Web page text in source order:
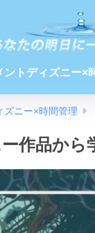
ント ディズニー×
ズニー×時間管理
作品か